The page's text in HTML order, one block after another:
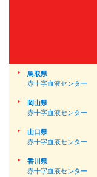
鳥取県
赤十字血液センター
岡山県
赤十字血液センター
山口県
赤十字血液センター
香川県
赤十字血液センター